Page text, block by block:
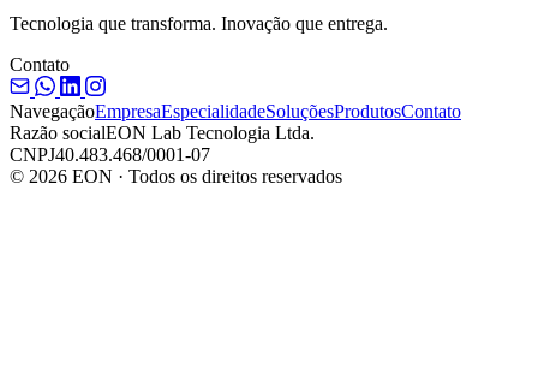
Tecnologia que transforma. Inovação que entrega.
Contato
NavegaçãoEmpresaEspecialidadeSoluçõesProdutosContato
Razão socialEON Lab Tecnologia Ltda.
CNPJ40.483.468/0001-07
© 2026 EON · Todos os direitos reservados